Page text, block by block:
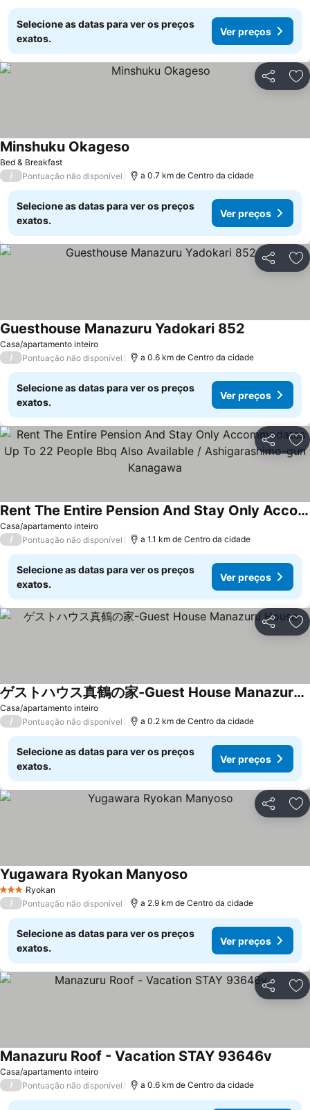
Selecione as datas para ver os preços
exatos.
Ver preços
Partilhar
Bed & Breakfast
Minshuku Okageso
/ Pontuação não disponível a 0.7 km de Centro da cidade
Selecione as datas para ver os preços
exatos.
Ver preços
Partilhar
Casa/apartamento inteiro
Guesthouse Manazuru Yadokari 852
/ Pontuação não disponível a 0.6 km de Centro da cidade
Selecione as datas para ver os preços
exatos.
Ver preços
Partilhar
Casa/apartamento inteiro
Rent The Entire Pension And Stay Only Accommodates Up To 22 People Bbq Also Available / Ashigarashimo-gun Kanagawa
Ver preços
/ Pontuação não disponível a 1.1 km de Centro da cidade
Selecione as datas para ver os preços
exatos.
Ver preços
Partilhar
Casa/apartamento inteiro
ゲストハウス真鶴の家-Guest House Manazuru House
Ver preços
/ Pontuação não disponível a 0.2 km de Centro da cidade
Selecione as datas para ver os preços
exatos.
Ver preços
Partilhar
3 EstrelasRyokan
Yugawara Ryokan Manyoso
/ Pontuação não disponível a 2.9 km de Centro da cidade
Selecione as datas para ver os preços
exatos.
Ver preços
Partilhar
Casa/apartamento inteiro
Manazuru Roof - Vacation STAY 93646v
/ Pontuação não disponível a 0.6 km de Centro da cidade